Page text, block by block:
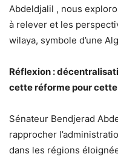
Abdeldjalil , nous
à relever et les
wilaya, symbole d’une
Réflexion :
cette réforme pour
Sénateur Bendjerad
rapprocher
dans les régions